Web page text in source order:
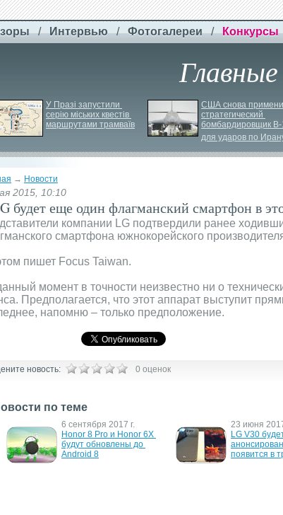
/ Интервью / Фотогалереи / Конкурсы
У Празі запустили
серію міських квестів
маршрутами трамваїв
США снова
стратегический
бомбардировщик B-
для ударов по
→ Новости
2015, 10:10
будет еще один флагманский смартфон в
компании LG подтвердили ранее
смартфона южнокорейского
пишет Focus Taiwan.
момент в точности неизвестно ни о
Предполагается, что этот аппарат выступит
напомню – только предположение.
новость: 0 оценок
по теме
6 сентября 2017 г.
Honor 8 Pro и Honor 6X
будут обновлены до
Android 8
23 июня
LG V30
появится в